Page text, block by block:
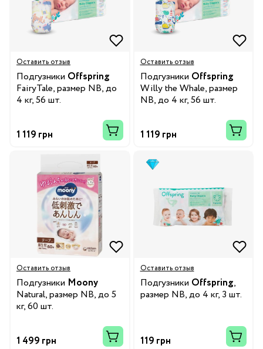
Оставить отзыв
Подгузники Offspring
FairyTale, размер NB, до
4 кг, 56 шт.
1 119 грн
Оставить отзыв
Подгузники Offspring
Willy the Whale, размер
NB, до 4 кг, 56 шт.
1 119 грн
Оставить отзыв
Подгузники Moony
Natural, размер NB, до 5
кг, 60 шт.
1 499 грн
Оставить отзыв
Подгузники Offspring,
размер NB, до 4 кг, 3 шт.
119 грн